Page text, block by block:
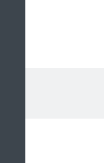
Олимпийских игр.
ЧИТАТЬ